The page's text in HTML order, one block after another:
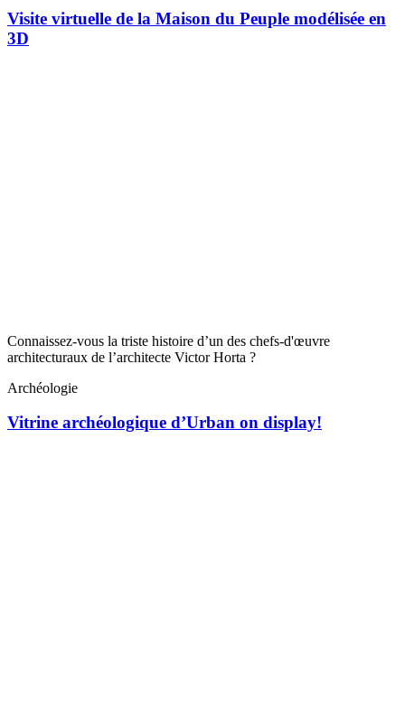
Visite virtuelle de la Maison du Peuple modélisée en
3D
Connaissez-vous la triste histoire d’un des chefs-d'œuvre
architecturaux de l’architecte Victor Horta ?
Archéologie
Vitrine archéologique d’Urban on display!